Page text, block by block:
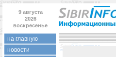
9 августа
2026
воскресенье
на главную
новости